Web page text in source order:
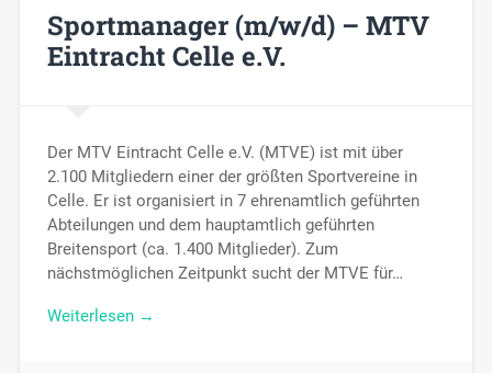
Sportmanager (m/w/d) – MTV
Eintracht Celle e.V.
Der MTV Eintracht Celle e.V. (MTVE) ist mit über
2.100 Mitgliedern einer der größten Sportvereine in
Celle. Er ist organisiert in 7 ehrenamtlich geführten
Abteilungen und dem hauptamtlich geführten
Breitensport (ca. 1.400 Mitglieder). Zum
nächstmöglichen Zeitpunkt sucht der MTVE für…
Weiterlesen →